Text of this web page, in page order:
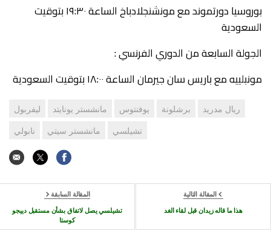
بوروسيا دورتموند مع مونشنجلادباخ الساعة ١٩:٣٠ بتوقيت
السعودية
الجولة السابعة من الدوري الفرنسي :
مونبلييه مع باريس سان جيرمان الساعة ١٨:٠٠ بتوقيت السعودية
ريال مدريد برشلونة يوفنتوس مانشستر يونايتد
ليفربول
تشيلسي
مانشستر سيتي نابولي
المقالة التالية
هذا ما قاله زيدان قبل لقاء الغد
المقالة السابقة
تشيلسي يصل لاتفاق بشأن مستقبل دييجو
كوستا